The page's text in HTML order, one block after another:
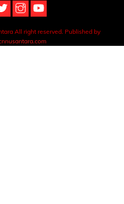
All right reserved. Published by